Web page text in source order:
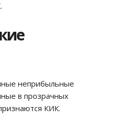
неприбыльные
в прозрачных
КИК.